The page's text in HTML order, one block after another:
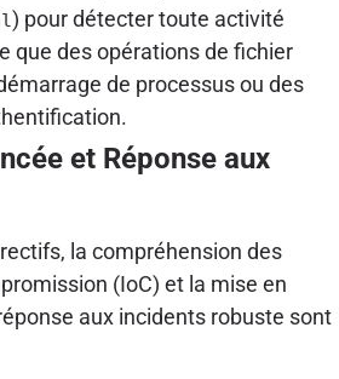
) pour détecter toute activité
que des opérations de fichier
de processus ou des
et Réponse aux
la compréhension des
(IoC) et la mise en
aux incidents robuste sont